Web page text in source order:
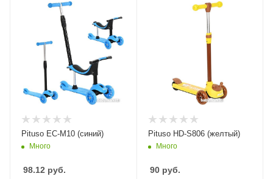
Pituso EC-M10 (синий)
Много
98.12 руб.
Pituso HD-S806 (желтый)
Много
90руб.